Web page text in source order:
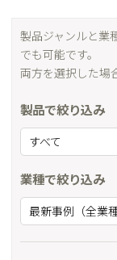
製品ジャンルと業
でも可能です。
両方を選択した場
製品で絞り込み
すべて
業種で絞り込み
最新事例（全業種